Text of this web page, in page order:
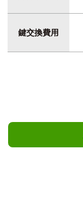
鍵交換費用